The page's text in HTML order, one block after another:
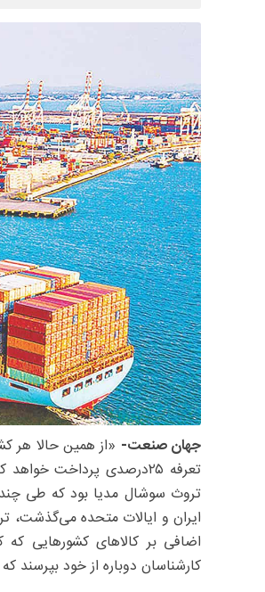
جهان صنعت- «‌از همین حالا هر
تعرفه ۲۵‌درصدی پرداخت
تروث سوشال مدیا بود که طی
ایران و ایالات ‌متحده می‌گذشت،
اضافی بر کالاهای کشورهایی
کارشناسان دوباره از خود بپرسند